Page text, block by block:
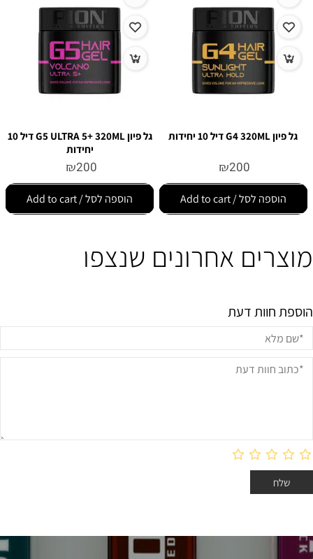
גל פיון G4 320ML דיל 10 יחידות
₪200
הוספה לסל / Add to cart
גל פיון G5 ULTRA 5+ 320ML דיל 10
יחידות
₪200
הוספה לסל / Add to cart
מוצרים אחרונים שנצפו
הוספת חוות דעת